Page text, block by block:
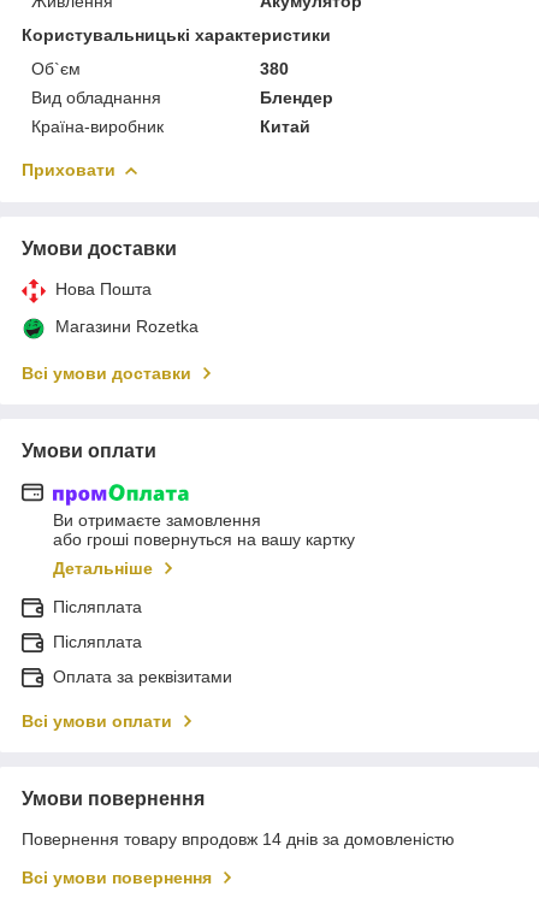
Користувальницькі характеристики
Об`єм
380
Вид обладнання
Блендер
Країна-виробник
Китай
Приховати
Умови доставки
Нова Пошта
Магазини Rozetka
Всі умови доставки
Умови оплати
Ви отримаєте замовлення
або гроші повернуться на вашу картку
Детальніше
Післяплата
Післяплата
Оплата за реквізитами
Всі умови оплати
Умови повернення
Повернення товару впродовж 14 днів за домовленістю
Всі умови повернення